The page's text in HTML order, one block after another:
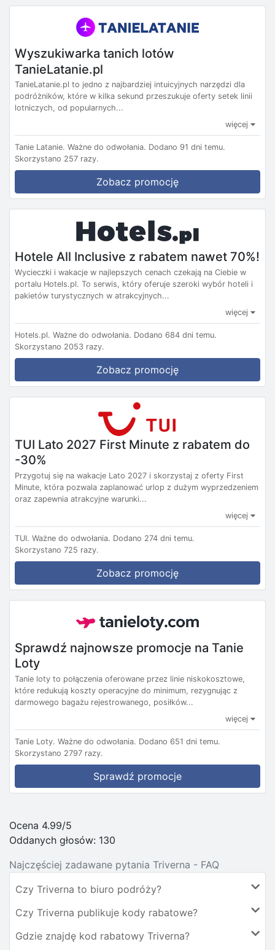
Wyszukiwarka tanich lotów
TanieLatanie.pl
TanieLatanie.pl to jedno z najbardziej intuicyjnych narzędzi dla
podróżników, które w kilka sekund przeszukuje oferty setek linii
lotniczych, od popularnych...
więcej
Tanie Latanie. Ważne do odwołania. Dodano 91 dni temu.
Skorzystano 257 razy.
Zobacz promocję
Hotele All Inclusive z rabatem nawet 70%!
Wycieczki i wakacje w najlepszych cenach czekają na Ciebie w
portalu Hotels.pl. To serwis, który oferuje szeroki wybór hoteli i
pakietów turystycznych w atrakcyjnych...
więcej
Hotels.pl. Ważne do odwołania. Dodano 684 dni temu.
Skorzystano 2053 razy.
Zobacz promocję
TUI Lato 2027 First Minute z rabatem do
-30%
Przygotuj się na wakacje Lato 2027 i skorzystaj z oferty First
Minute, która pozwala zaplanować urlop z dużym wyprzedzeniem
oraz zapewnia atrakcyjne warunki...
więcej
TUI. Ważne do odwołania. Dodano 274 dni temu.
Skorzystano 725 razy.
Zobacz promocję
Sprawdź najnowsze promocje na Tanie
Loty
Tanie loty to połączenia oferowane przez linie niskokosztowe,
które redukują koszty operacyjne do minimum, rezygnując z
darmowego bagażu rejestrowanego, posiłków...
więcej
Tanie Loty. Ważne do odwołania. Dodano 651 dni temu.
Skorzystano 2797 razy.
Sprawdź promocje
Ocena 4.99/5
Oddanych głosów: 130
Najczęściej zadawane pytania Triverna - FAQ
Czy Triverna to biuro podróży?
Czy Triverna publikuje kody rabatowe?
Gdzie znajdę kod rabatowy Triverna?